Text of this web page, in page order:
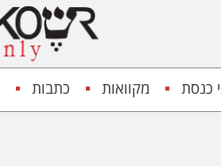
כנסת מקוואות כתבות